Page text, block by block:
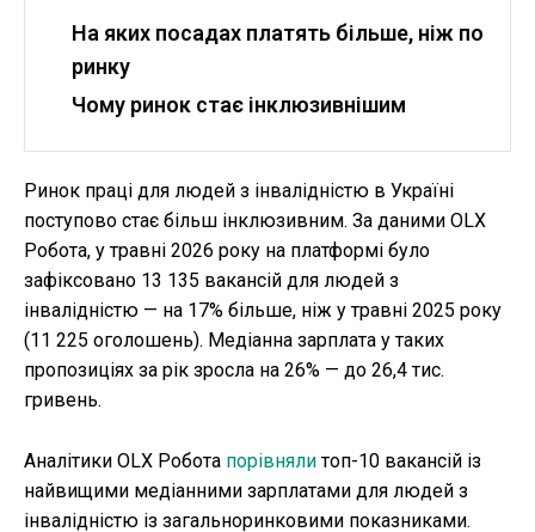
На яких посадах платять більше, ніж по
ринку
Чому ринок стає інклюзивнішим
Ринок праці для людей з інвалідністю в Україні
поступово стає більш інклюзивним. За даними OLX
Робота, у травні 2026 року на платформі було
зафіксовано 13 135 вакансій для людей з
інвалідністю — на 17% більше, ніж у травні 2025 року
(11 225 оголошень). Медіанна зарплата у таких
пропозиціях за рік зросла на 26% — до 26,4 тис.
гривень.
Аналітики OLX Робота порівнялитоп-10 вакансій із
найвищими медіанними зарплатами для людей з
інвалідністю із загальноринковими показниками.